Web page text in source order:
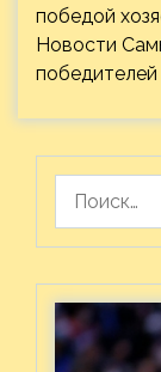
победой
Новости
победителей